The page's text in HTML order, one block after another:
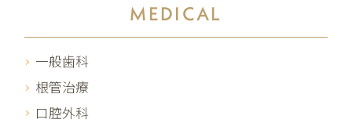
MEDICAL
一般歯科
根管治療
口腔外科